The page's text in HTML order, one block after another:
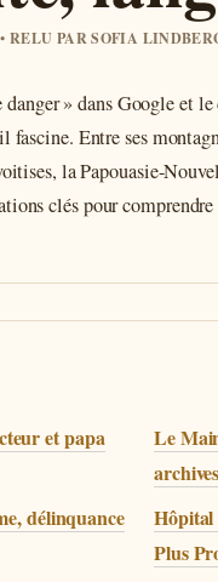
RELU PAR SOFIA
» dans Google et
Entre ses
la Papouasie-
clés pour comprendre
et papa
Le
archives
délinquance
Hôpital
Plus